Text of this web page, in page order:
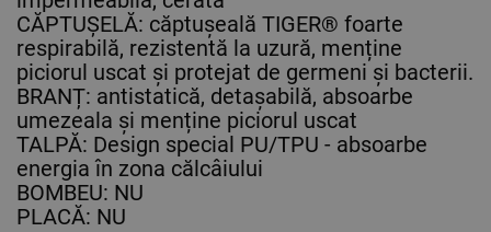
CĂPTUȘELĂ: căptușeală TIGER® foarte
respirabilă, rezistentă la uzură, menține
piciorul uscat și protejat de germeni și bacterii.
BRANȚ: antistatică, detașabilă, absoarbe
umezeala și menține piciorul uscat
TALPĂ: Design special PU/TPU - absoarbe
energia în zona călcâiului
BOMBEU: NU
PLACĂ: NU